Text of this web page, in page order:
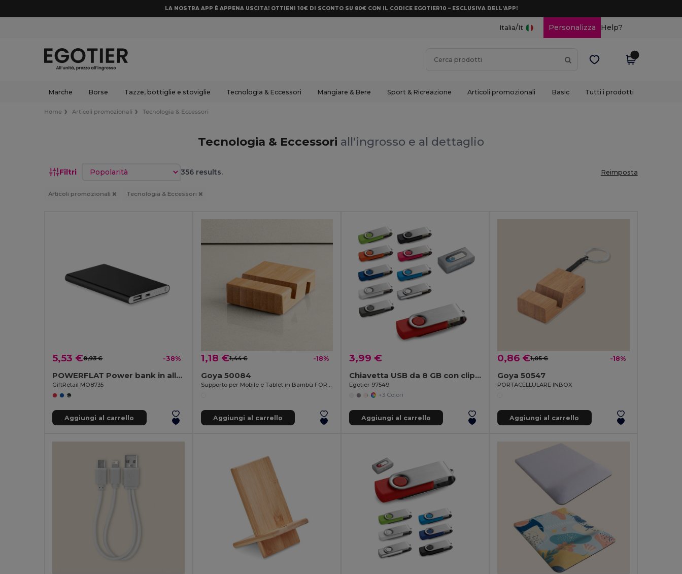
LA NOSTRA APP È APPENA USCITA! OTTIENI 10€ DI SCONTO SU 80€ CON IL CODICE EGOTIER10 – ESCLUSIVA DELL’APP!
Italia/It Personalizza Help?
Marche Borse Tazze, bottiglie e stoviglie Tecnologia & Eccessori Mangiare & Bere Sport & Ricreazione Articoli promozionali Basic Tutti i prodotti
Home Articoli promozionali Tecnologia & Eccessori
Tecnologia & Eccessori all'ingrosso e al dettaglio
Filtri Ordina per 356 results. Reimposta
Articoli promozionali Tecnologia & Eccessori
5,53 €8,93 € -38%
POWERFLAT Power bank in alluminio da 400
GiftRetail MO8735
Aggiungi al carrello
1,18 €1,44 € -18%
Goya 50084
Supporto per Mobile e Tablet in Bambù FORUM
Aggiungi al carrello
3,99 €
Chiavetta USB da 8 GB con clip in metallo
Egotier 97549
+3 Colori
Aggiungi al carrello
0,86 €1,05 € -18%
Goya 50547
PORTACELLULARE INBOX
Aggiungi al carrello